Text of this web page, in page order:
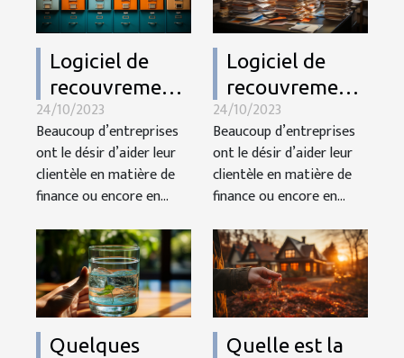
Logiciel de
recouvrement :
pourquoi fait ?
24/10/2023
Beaucoup d’entreprises
ont le désir d’aider leur
clientèle en matière de
finance ou encore en...
Logiciel de
recouvrement :
pourquoi fait ?
24/10/2023
Beaucoup d’entreprises
ont le désir d’aider leur
clientèle en matière de
finance ou encore en...
Quelques
Quelle est la